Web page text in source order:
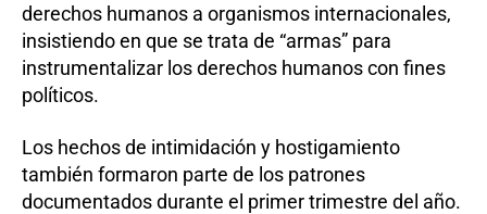
derechos humanos a organismos internacionales,
insistiendo en que se trata de “armas” para
instrumentalizar los derechos humanos con fines
políticos.
Los hechos de intimidación y hostigamiento
también formaron parte de los patrones
documentados durante el primer trimestre del año.